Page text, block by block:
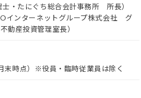
・たにぐち総合会計事務所 所長）
インターネットグループ株式会社 グ
動産投資管理室長）
末時点）※役員・臨時従業員は除く